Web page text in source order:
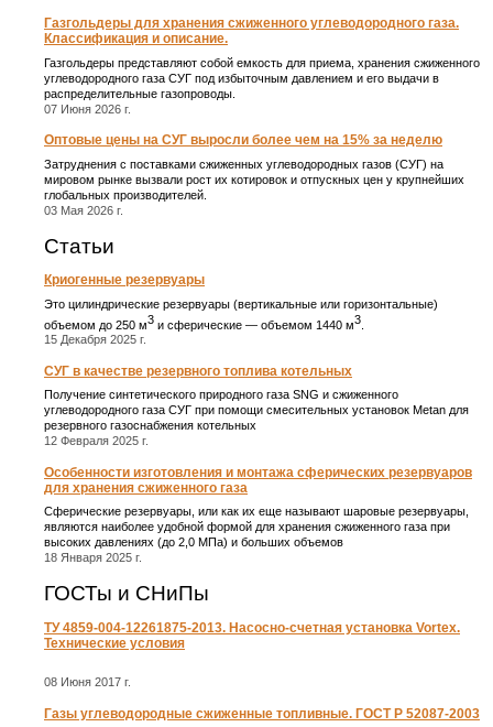
Газгольдеры для хранения сжиженного углеводородного газа.
Классификация и описание.
Газгольдеры представляют собой емкость для приема, хранения сжиженного
углеводородного газа СУГ под избыточным давлением и его выдачи в
распределительные газопроводы.
07 Июня 2026 г.
Оптовые цены на СУГ выросли более чем на 15% за неделю
Затруднения с поставками сжиженных углеводородных газов (СУГ) на
мировом рынке вызвали рост их котировок и отпускных цен у крупнейших
глобальных производителей.
03 Мая 2026 г.
Статьи
Криогенные резервуары
Это цилиндрические резервуары (вертикальные или горизонтальные)
объемом до 250 м3 и сферические ― объемом 1440 м3
15 Декабря 2025 г.
СУГ в качестве резервного топлива котельных
Получение синтетического природного газа SNG и сжиженного
углеводородного газа СУГ при помощи смесительных установок Metan для
резервного газоснабжения котельных
12 Февраля 2025 г.
Особенности изготовления и монтажа сферических резервуаров
для хранения сжиженного газа
Сферические резервуары, или как их еще называют шаровые резервуары,
являются наиболее удобной формой для хранения сжиженного газа при
высоких давлениях (до 2,0 МПа) и больших объемов
18 Января 2025 г.
ГОСТы и СНиПы
ТУ 4859-004-12261875-2013. Насосно-счетная установка Vortex.
Технические условия
08 Июня 2017 г.
Газы углеводородные сжиженные топливные. ГОСТ Р 52087-2003